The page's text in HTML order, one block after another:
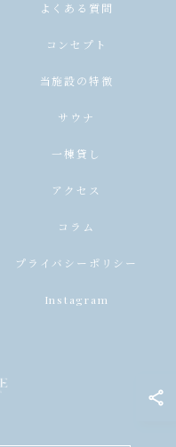
よくある質問
コンセプト
当施設の特徴
サウナ
一棟貸し
アクセス
コラム
プライバシーポリシー
Instagram